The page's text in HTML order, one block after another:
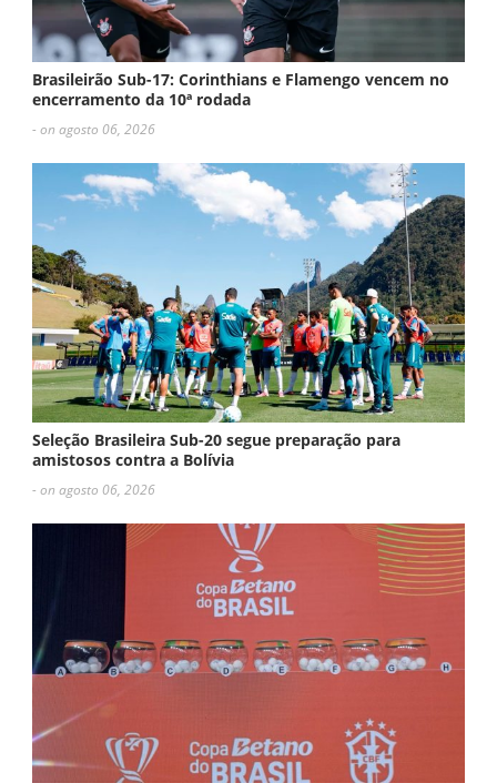
Brasileirão Sub-17: Corinthians e Flamengo vencem no
encerramento da 10ª rodada
- on agosto 06, 2026
Seleção Brasileira Sub-20 segue preparação para
amistosos contra a Bolívia
- on agosto 06, 2026